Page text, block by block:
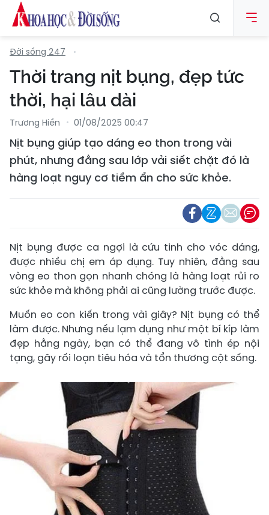
Đời sống 247
Thời trang nịt bụng, đẹp tức
thời, hại lâu dài
Trương Hiền 01/08/2025 00:47
Nịt bụng giúp tạo dáng eo thon trong vài
phút, nhưng đằng sau lớp vải siết chặt đó là
hàng loạt nguy cơ tiềm ẩn cho sức khỏe.
Nịt bụng được ca ngợi là cứu tinh cho vóc dáng,
được nhiều chị em áp dụng. Tuy nhiên, đằng sau
vòng eo thon gọn nhanh chóng là hàng loạt rủi ro
sức khỏe mà không phải ai cũng lường trước được.
Muốn eo con kiến trong vài giây? Nịt bụng có thể
làm được. Nhưng nếu lạm dụng như một bí kíp làm
đẹp hằng ngày, bạn có thể đang vô tình ép nội
tạng, gây rối loạn tiêu hóa và tổn thương cột sống.